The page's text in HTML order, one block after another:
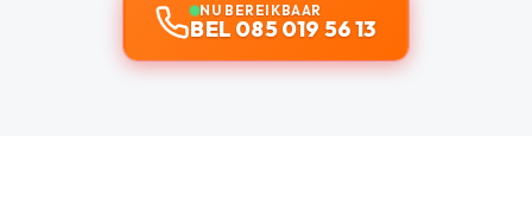
NU BEREIKBAAR
BEL 085 019 56 13